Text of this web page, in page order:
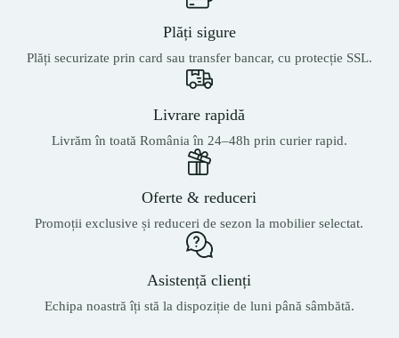
Plăți sigure
Plăți securizate prin card sau transfer bancar, cu protecție SSL.
Livrare rapidă
Livrăm în toată România în 24–48h prin curier rapid.
Oferte & reduceri
Promoții exclusive și reduceri de sezon la mobilier selectat.
Asistență clienți
Echipa noastră îți stă la dispoziție de luni până sâmbătă.